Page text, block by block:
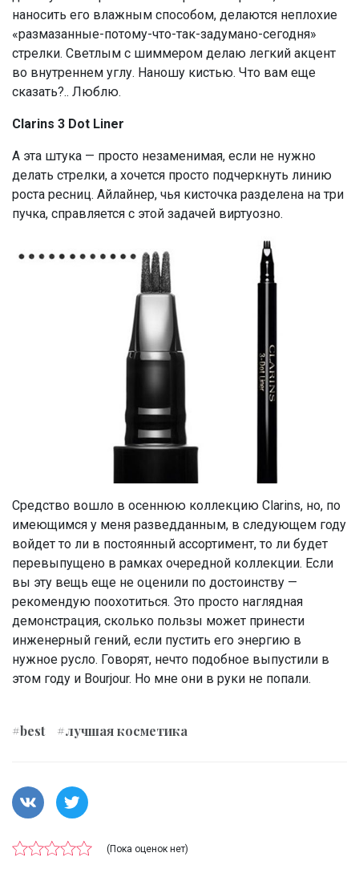
наносить его влажным способом, делаются неплохие
«размазанные-потому-что-так-задумано-сегодня»
стрелки. Светлым с шиммером делаю легкий акцент
во внутреннем углу. Наношу кистью. Что вам еще
сказать?.. Люблю.
Clarins 3 Dot Liner
А эта штука — просто незаменимая, если не нужно
делать стрелки, а хочется просто подчеркнуть линию
роста ресниц. Айлайнер, чья кисточка разделена на три
пучка, справляется с этой задачей виртуозно.
Средство вошло в осеннюю коллекцию Clarins, но, по
имеющимся у меня разведданным, в следующем году
войдет то ли в постоянный ассортимент, то ли будет
перевыпущено в рамках очередной коллекции. Если
вы эту вещь еще не оценили по достоинству —
рекомендую поохотиться. Это просто наглядная
демонстрация, сколько пользы может принести
инженерный гений, если пустить его энергию в
нужное русло. Говорят, нечто подобное выпустили в
этом году и Bourjour. Но мне они в руки не попали.
#best #лучшая косметика
(Пока оценок нет)